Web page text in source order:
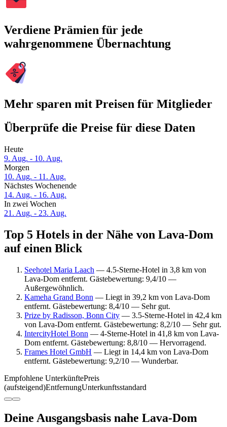
Verdiene Prämien für jede
wahrgenommene Übernachtung
Mehr sparen mit Preisen für Mitglieder
Überprüfe die Preise für diese Daten
Heute
9. Aug. - 10. Aug.
Morgen
10. Aug. - 11. Aug.
Nächstes Wochenende
14. Aug. - 16. Aug.
In zwei Wochen
21. Aug. - 23. Aug.
Top 5 Hotels in der Nähe von Lava-Dom
auf einen Blick
Seehotel Maria Laach — 4.5-Sterne-Hotel in 3,8 km von
Lava-Dom entfernt. Gästebewertung: 9,4/10 —
Außergewöhnlich.
Kameha Grand Bonn — Liegt in 39,2 km von Lava-Dom
entfernt. Gästebewertung: 8,4/10 — Sehr gut.
Prize by Radisson, Bonn City — 3.5-Sterne-Hotel in 42,4 km
von Lava-Dom entfernt. Gästebewertung: 8,2/10 — Sehr gut.
IntercityHotel Bonn — 4-Sterne-Hotel in 41,8 km von Lava-
Dom entfernt. Gästebewertung: 8,8/10 — Hervorragend.
Frames Hotel GmbH — Liegt in 14,4 km von Lava-Dom
entfernt. Gästebewertung: 9,2/10 — Wunderbar.
Empfohlene UnterkünftePreis
(aufsteigend)EntfernungUnterkunftsstandard
Deine Ausgangsbasis nahe Lava-Dom